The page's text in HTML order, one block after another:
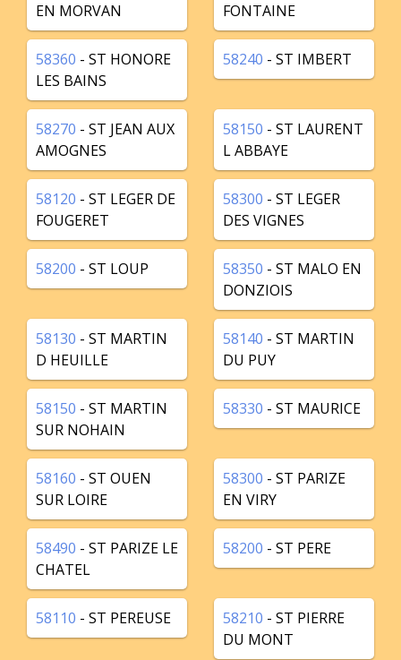
EN MORVAN
FONTAINE
58360 - ST HONORE
LES BAINS
58240 - ST IMBERT
58270 - ST JEAN AUX
AMOGNES
58150 - ST LAURENT
L ABBAYE
58120 - ST LEGER DE
FOUGERET
58300 - ST LEGER
DES VIGNES
58200 - ST LOUP 58350 - ST MALO EN
DONZIOIS
58130 - ST MARTIN
D HEUILLE
58140 - ST MARTIN
DU PUY
58150 - ST MARTIN
SUR NOHAIN
58330 - ST MAURICE
58160 - ST OUEN
SUR LOIRE
58300 - ST PARIZE
EN VIRY
58490 - ST PARIZE LE
CHATEL
58200 - ST PERE
58110 - ST PEREUSE 58210 - ST PIERRE
DU MONT